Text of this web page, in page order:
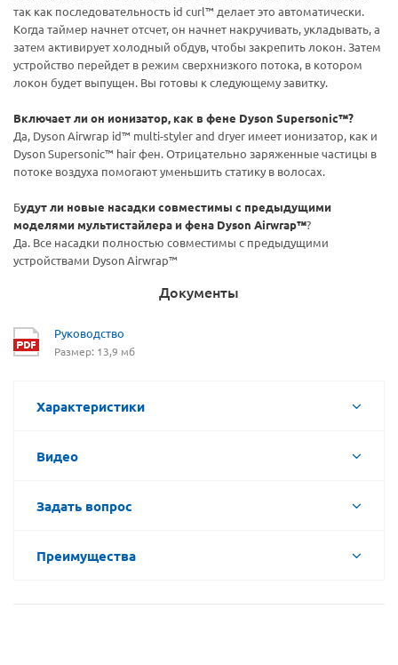
так как последовательность id curl™ делает это автоматически.
Когда таймер начнет отсчет, он начнет накручивать, укладывать, а
затем активирует холодный обдув, чтобы закрепить локон. Затем
устройство перейдет в режим сверхнизкого потока, в котором
локон будет выпущен. Вы готовы к следующему завитку.
Включает ли он ионизатор, как в фене Dyson Supersonic™?
Да, Dyson Airwrap id™ multi-styler and dryer имеет ионизатор, как и
Dyson Supersonic™ hair фен. Отрицательно заряженные частицы в
потоке воздуха помогают уменьшить статику в волосах.
Будут ли новые насадки совместимы с предыдущими
моделями мультистайлера и фена Dyson Airwrap™?
Да. Все насадки полностью совместимы с предыдущими
устройствами Dyson Airwrap™
Документы
Руководство
Размер: 13,9 мб
Характеристики
Видео
Задать вопрос
Преимущества